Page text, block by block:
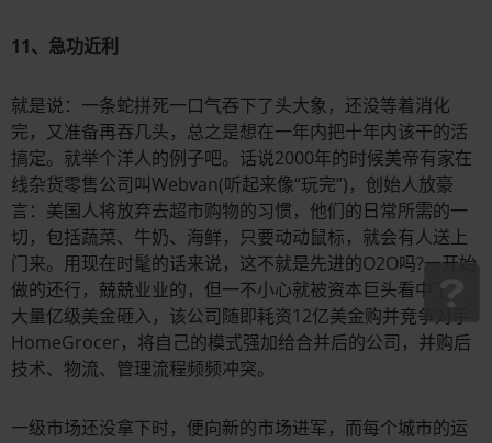
11、急功近利
就是说：一条蛇拼死一口气吞下了头大象，还没等着消化
完，又准备再吞几头，总之是想在一年内把十年内该干的活
搞定。就举个洋人的例子吧。话说2000年的时候美帝有家在
线杂货零售公司叫Webvan(听起来像“玩完”)，创始人放豪
言：美国人将放弃去超市购物的习惯，他们的日常所需的一
切，包括蔬菜、牛奶、海鲜，只要动动鼠标，就会有人送上
门来。用现在时髦的话来说，这不就是先进的O2O吗?一开始
做的还行，兢兢业业的，但一不小心就被资本巨头看中了，
大量亿级美金砸入，该公司随即耗资12亿美金购并竞争对手
HomeGrocer，将自己的模式强加给合并后的公司，并购后
技术、物流、管理流程频频冲突。
一级市场还没拿下时，便向新的市场进军，而每个城市的运